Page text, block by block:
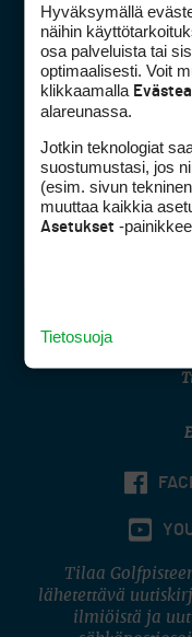
Tilaa
lähetettävä
ilmiöistä ja
Hyväksymällä
näihin
osa palveluista tai
optimaalisesti. Voit
klikkaamalla
alareunassa.
Jotkin teknologiat
suostumustasi, jos
(esim. sivun
muuttaa kaikkia
Asetukset -
Tietosuoja